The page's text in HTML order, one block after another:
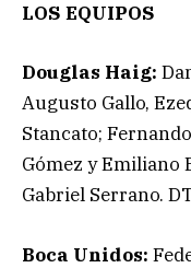
LOS EQUIPOS
Douglas Haig:
Augusto Gallo,
Stancato;
Gómez y Emiliano
Gabriel Serrano.
Boca Unidos: